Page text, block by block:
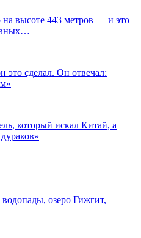
на высоте 443 метров — и это
это сделал. Он отвечал:
который искал Китай, а
озеро Гижгит,